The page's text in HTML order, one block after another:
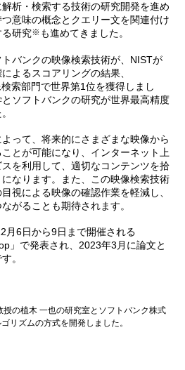
析・検索する技術の研究開発を進め
意味の概念とクエリー文を関連付け
研究※ も進めてきました。
バンクの映像検索技術が、NISTが
よるスコアリングの結果、
索部門で世界第1位を獲得しまし
ソフトバンクの研究が世界最高精度
って、将来的にさまざまな映像から
とが可能になり、インターネット上
を利用して、適切なコンテンツを拾
なります。また、この映像検索技術
視による映像の確認作業を軽減し、
がることも期待されます。
月6日から9日まで開催される
」で発表され、2023年3月に論文と
。
の植木 一也の研究室とソフトバンク株式
リズムの方式を開発しました。